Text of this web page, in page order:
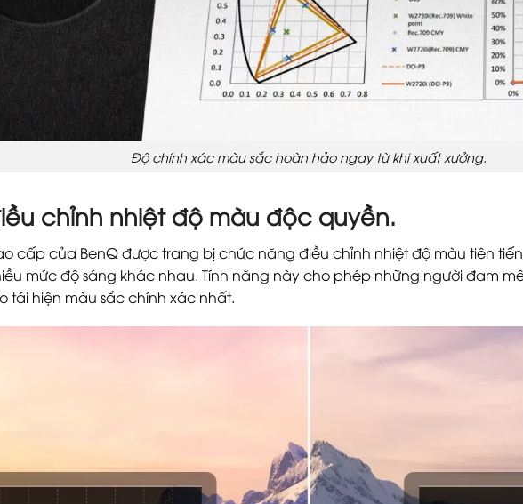
Độ chính xác màu sắc hoàn hảo ngay từ khi xuất xưởng.
chỉnh nhiệt độ màu độc quyền.
cấp của BenQ được trang bị chức năng điều chỉnh nhiệt độ màu tiên
mức độ sáng khác nhau. Tính năng này cho phép những người đam
tái hiện màu sắc chính xác nhất.